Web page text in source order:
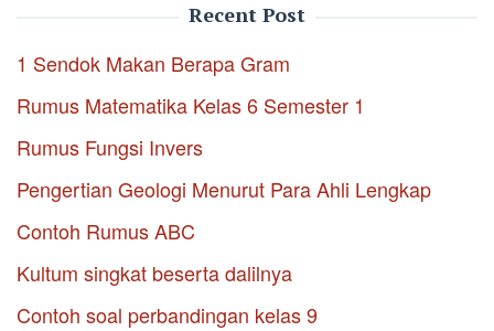
Recent Post
1 Sendok Makan Berapa Gram
Rumus Matematika Kelas 6 Semester 1
Rumus Fungsi Invers
Pengertian Geologi Menurut Para Ahli Lengkap
Contoh Rumus ABC
Kultum singkat beserta dalilnya
Contoh soal perbandingan kelas 9